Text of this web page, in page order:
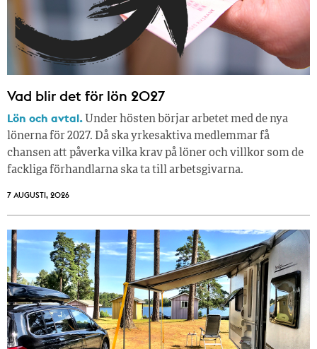
Vad blir det för lön 2027
Lön och avtal. Under hösten börjar arbetet med de nya
lönerna för 2027. Då ska yrkesaktiva medlemmar få
chansen att påverka vilka krav på löner och villkor som de
fackliga förhandlarna ska ta till arbetsgivarna.
7 AUGUSTI, 2026